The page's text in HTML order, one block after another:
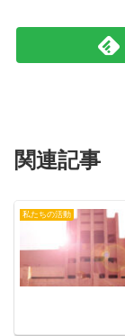
関連記事
私たちの活動